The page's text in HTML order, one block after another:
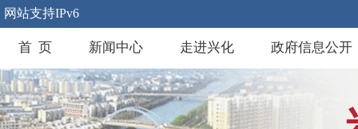
网站支持IPv6
首 页 新闻中心 走进兴化 政府信息公开